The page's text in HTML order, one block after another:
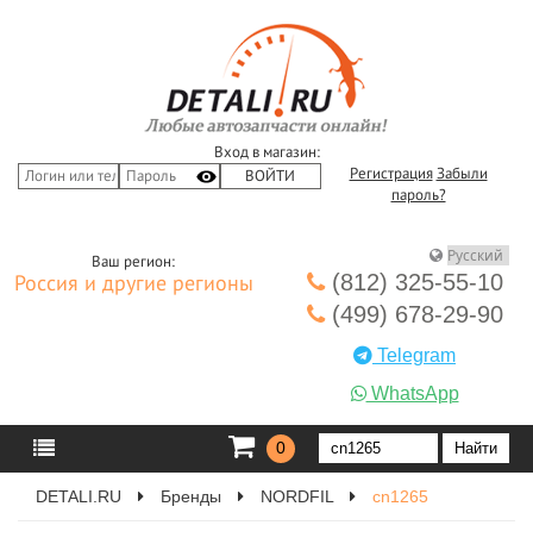
Вход в магазин:
Регистрация Забыли
пароль?
Ваш регион:
Россия и другие регионы
(812) 325-55-10
(499) 678-29-90
Telegram
WhatsApp
0
DETALI.RU Бренды NORDFIL cn1265